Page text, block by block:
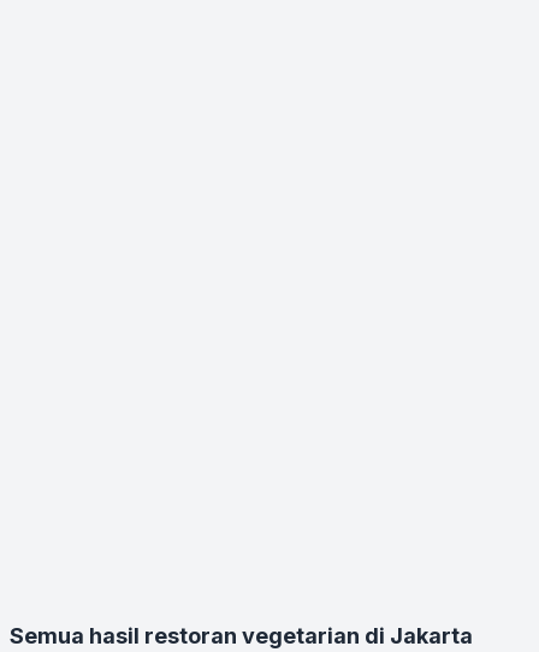
Semua hasil restoran vegetarian di Jakarta